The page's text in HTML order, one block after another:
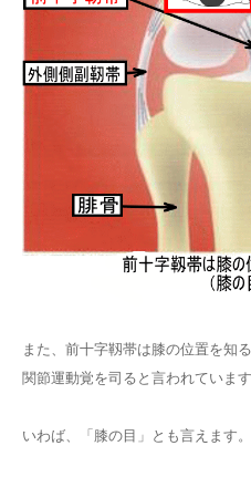
また、前十字靱帯は膝の位置を知
関節運動覚を司ると言われています
いわば、「膝の目」とも言えます。